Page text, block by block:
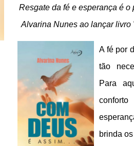
Resgate da fé e esperança é o
Alvarina Nunes ao lançar livro
A fé por
tão
Para
brinda